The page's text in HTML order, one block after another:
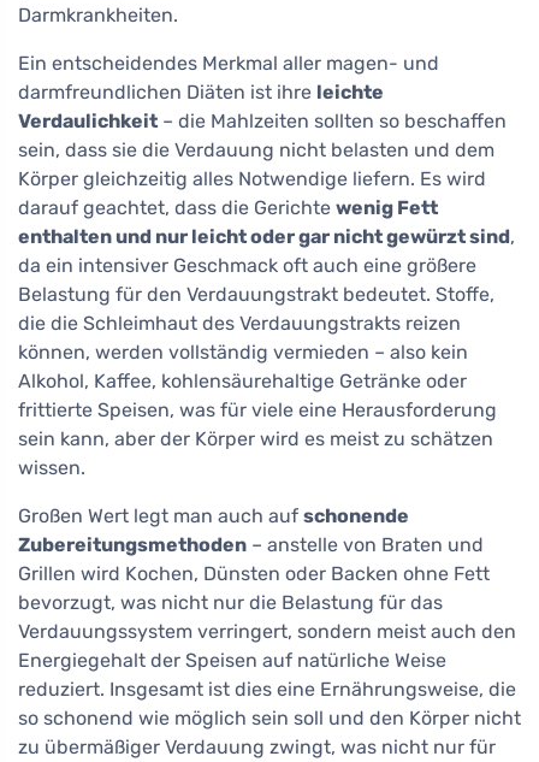
Darmkrankheiten.
Ein entscheidendes Merkmal aller magen- und
darmfreundlichen Diäten ist ihre leichte
Verdaulichkeit – die Mahlzeiten sollten so beschaffen
sein, dass sie die Verdauung nicht belasten und dem
Körper gleichzeitig alles Notwendige liefern. Es wird
darauf geachtet, dass die Gerichte wenig Fett
enthalten und nur leicht oder gar nicht gewürzt sind,
da ein intensiver Geschmack oft auch eine größere
Belastung für den Verdauungstrakt bedeutet. Stoffe,
die die Schleimhaut des Verdauungstrakts reizen
können, werden vollständig vermieden – also kein
Alkohol, Kaffee, kohlensäurehaltige Getränke oder
frittierte Speisen, was für viele eine Herausforderung
sein kann, aber der Körper wird es meist zu schätzen
wissen.
Großen Wert legt man auch auf schonende
Zubereitungsmethoden – anstelle von Braten und
Grillen wird Kochen, Dünsten oder Backen ohne Fett
bevorzugt, was nicht nur die Belastung für das
Verdauungssystem verringert, sondern meist auch den
Energiegehalt der Speisen auf natürliche Weise
reduziert. Insgesamt ist dies eine Ernährungsweise, die
so schonend wie möglich sein soll und den Körper nicht
zu übermäßiger Verdauung zwingt, was nicht nur für